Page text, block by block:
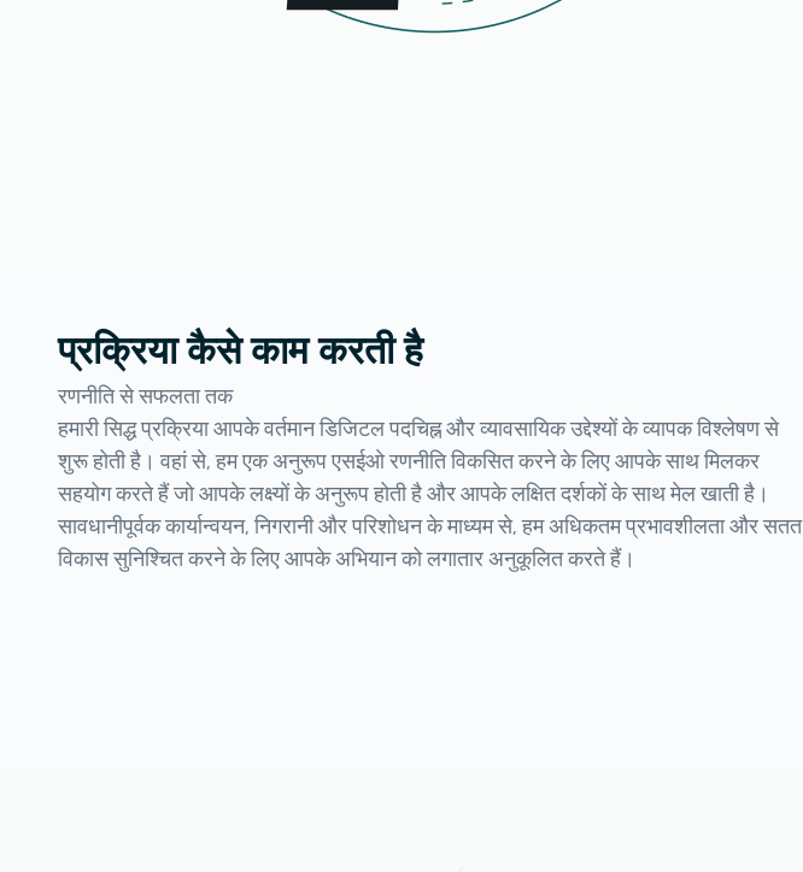
प्रक्रिया कैसे काम करती है
रणनीति से सफलता तक
हमारी सिद्ध प्रक्रिया आपके वर्तमान डिजिटल पदचिह्न और व्यावसायिक उद्देश्यों के व्यापक विश्लेषण से
शुरू होती है। वहां से, हम एक अनुरूप एसईओ रणनीति विकसित करने के लिए आपके साथ मिलकर
सहयोग करते हैं जो आपके लक्ष्यों के अनुरूप होती है और आपके लक्षित दर्शकों के साथ मेल खाती है।
सावधानीपूर्वक कार्यान्वयन, निगरानी और परिशोधन के माध्यम से, हम अधिकतम प्रभावशीलता और सतत
विकास सुनिश्चित करने के लिए आपके अभियान को लगातार अनुकूलित करते हैं।